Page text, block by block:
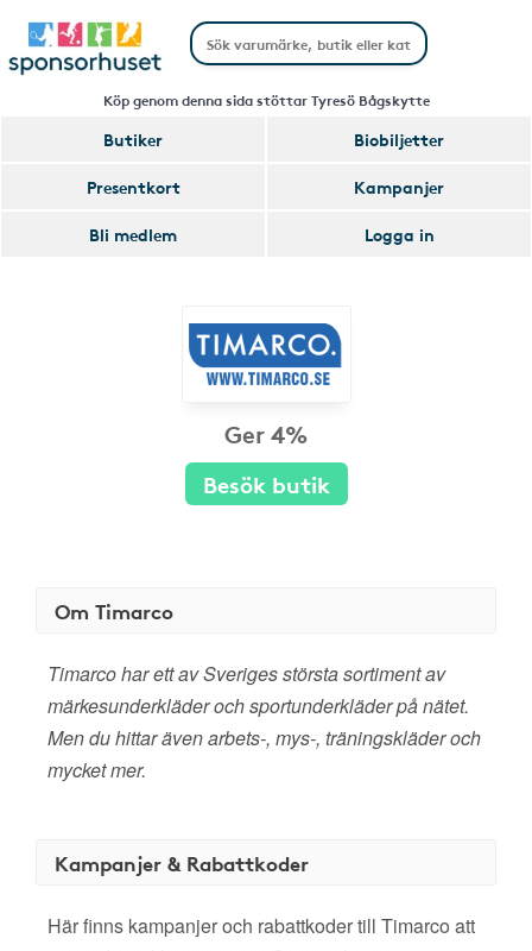
Köp genom denna sida stöttar Tyresö Bågskytte
Butiker
Biobiljetter
Presentkort
Kampanjer
Bli medlem
Logga in
Ger 4%
Besök butik
Om Timarco
Timarco har ett av Sveriges största sortiment av
märkesunderkläder och sportunderkläder på nätet.
Men du hittar även arbets-, mys-, träningskläder och
mycket mer.
Kampanjer & Rabattkoder
Här finns kampanjer och rabattkoder till Timarco att